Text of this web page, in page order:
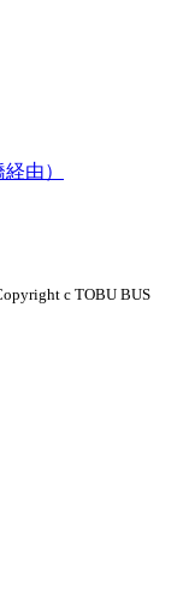
由）
c TOBU BUS